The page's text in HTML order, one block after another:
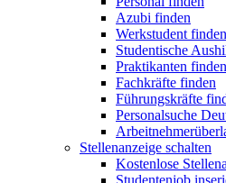
Azubi finden
Werkstudent finden
Studentische
Praktikanten finden
Fachkräfte finden
Führungskräfte
Personalsuche
Stellenanzeige schalten
Kostenlose
Studentenjob